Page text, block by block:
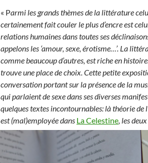
« Parmi les grands thèmes de la littérature
certainement fait couler le plus d’encre est
relations humaines dans toutes ses
appelons les ‘amour, sexe, érotisme…’. La
comme beaucoup d’autres, est riche en
trouve une place de choix. Cette petite
conversation portant sur la présence de la
qui parlaient de sexe dans ses diverses
quelques textes incontournables: là théorie de
est (mal)employée dans La Celestine, les